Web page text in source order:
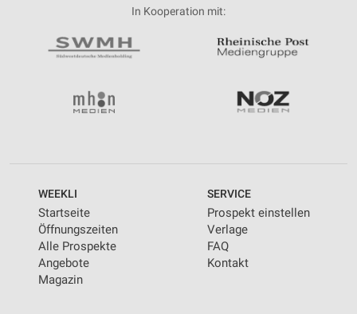
In Kooperation mit:
WEEKLI
Startseite
Öffnungszeiten
Alle Prospekte
Angebote
Magazin
SERVICE
Prospekt einstellen
Verlage
FAQ
Kontakt